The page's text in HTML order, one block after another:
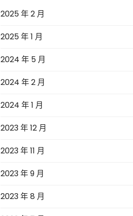
2025 年 2 月
2025 年 1 月
2024 年 5 月
2024 年 2 月
2024 年 1 月
2023 年 12 月
2023 年 11 月
2023 年 9 月
2023 年 8 月